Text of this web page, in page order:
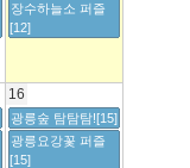
16
장수하늘소 퍼즐
[12]
광릉숲 탐탐탐![15]
광릉요강꽃 퍼즐
[15]